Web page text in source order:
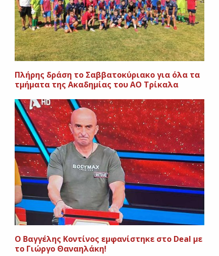
Πλήρης δράση το Σαββατοκύριακο για όλα τα
τμήματα της Ακαδημίας του ΑΟ Τρίκαλα
Ο Βαγγέλης Κοντίνος εμφανίστηκε στο Deal με
το Γιώργο Θαναηλάκη!